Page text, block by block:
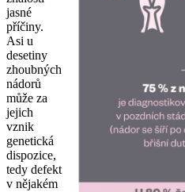
jasné
příčiny.
Asi u
desetiny
zhoubných
nádorů
může za
jejich
vznik
genetická
dispozice,
tedy defekt
v nějakém